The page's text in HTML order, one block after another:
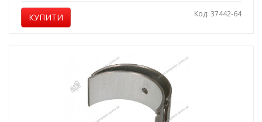
КУПИТИ Код: 37442-64